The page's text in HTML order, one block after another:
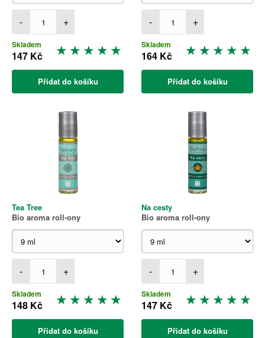
- +
Skladem
147 Kč
Přidat do košíku
- +
Skladem
164 Kč
Přidat do košíku
Tea Tree
Bio aroma roll-ony
- +
Skladem
148 Kč
Přidat do košíku
Na cesty
Bio aroma roll-ony
- +
Skladem
147 Kč
Přidat do košíku